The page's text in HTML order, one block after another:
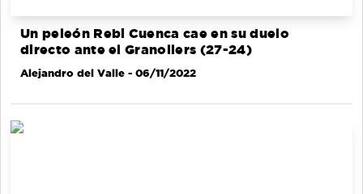
Un peleón Rebi Cuenca cae en su duelo
directo ante el Granollers (27-24)
Alejandro del Valle - 06/11/2022